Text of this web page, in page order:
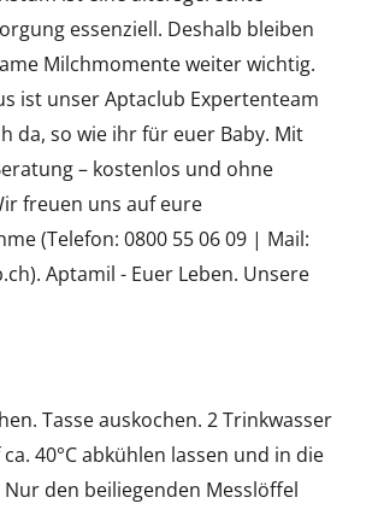
essenziell. Deshalb bleiben
Milchmomente weiter wichtig.
ist unser Aptaclub Expertenteam
da, so wie ihr für euer Baby. Mit
– kostenlos und ohne
freuen uns auf eure
(Telefon: 0800 55 06 09 | Mail:
Aptamil - Euer Leben. Unsere
Tasse auskochen. 2 Trinkwasser
40°C abkühlen lassen und in die
Nur den beiliegenden Messlöffel